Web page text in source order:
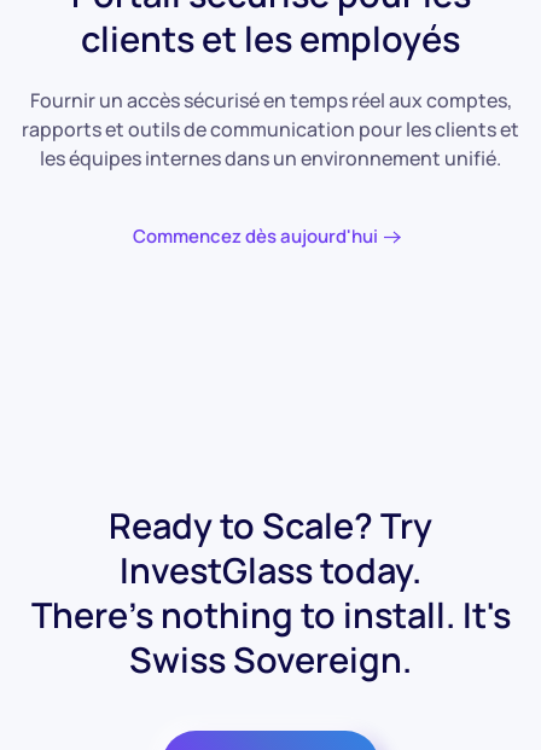
clients et les employés
Fournir un accès sécurisé en temps réel aux comptes,
rapports et outils de communication pour les clients et
les équipes internes dans un environnement unifié.
Commencez dès aujourd'hui
Ready to Scale? Try
InvestGlass today.
There's nothing to install. It's
Swiss Sovereign.